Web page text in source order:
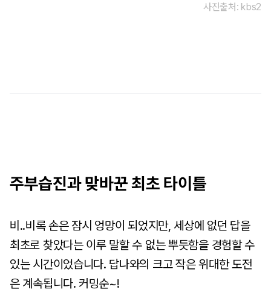
사진출처: kbs2
주부습진과 맞바꾼 최초 타이틀
비..비록 손은 잠시 엉망이 되었지만, 세상에 없던 답을
최초로 찾았다는 이루 말할 수 없는 뿌듯함을 경험할 수
있는 시간이었습니다. 답나와의 크고 작은 위대한 도전
은 계속됩니다. 커밍순~!